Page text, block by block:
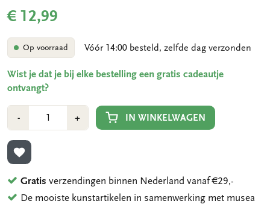
€ 12,99
Op voorraad Vóór 14:00 besteld, zelfde dag verzonden
Wist je dat je bij elke bestelling een gratis cadeautje
ontvangt?
-Min
1
+Plus
1
IN WINKELWAGEN
TOEVOEGEN AAN VERLANGLIJST
Gratis verzendingen binnen Nederland vanaf €29,-
De mooiste kunstartikelen in samenwerking met musea